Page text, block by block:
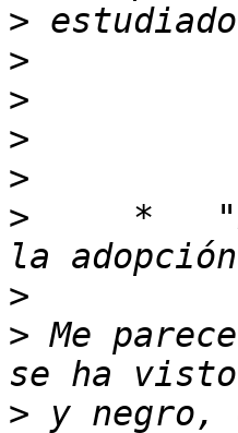
>
>
>
>
>
>
*
>
> Me
> y negro,